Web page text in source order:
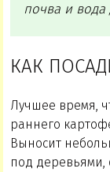
почва и
КАК
Лучшее время,
раннего
Выносит
под